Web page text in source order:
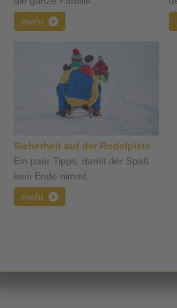
mehr
Sicherheit auf der Rodelpiste
Ein paar Tipps, damit der Spaß
kein Ende nimmt ...
mehr